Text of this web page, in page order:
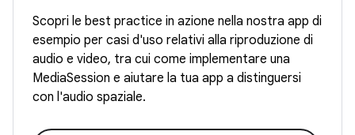
Scopri le best practice in azione nella nostra app di
esempio per casi d'uso relativi alla riproduzione di
audio e video, tra cui come implementare una
MediaSession e aiutare la tua app a distinguersi
con l'audio spaziale.